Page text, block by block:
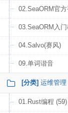
02.SeaORM官
03.SeaORM入门
04.Salvo(赛风)
09.单词谐音
[分类] 运维管理
01.Rust编程 (59)